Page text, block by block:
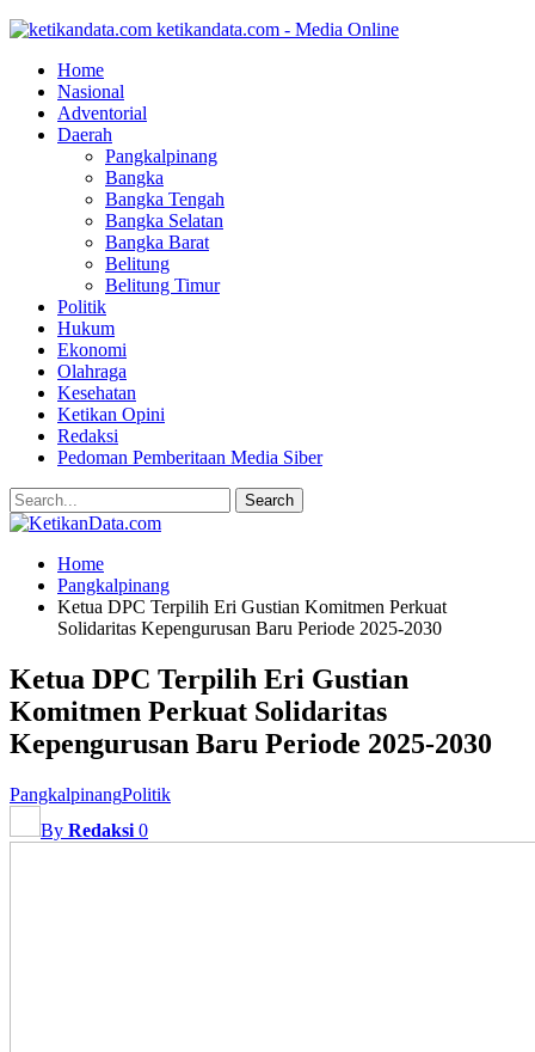
ketikandata.com - Media Online
Home
Nasional
Adventorial
Daerah
Pangkalpinang
Bangka
Bangka Tengah
Bangka Selatan
Bangka Barat
Belitung
Belitung Timur
Politik
Hukum
Ekonomi
Olahraga
Kesehatan
Ketikan Opini
Redaksi
Pedoman Pemberitaan Media Siber
Home
Pangkalpinang
Ketua DPC Terpilih Eri Gustian Komitmen Perkuat
Solidaritas Kepengurusan Baru Periode 2025-2030
Ketua DPC Terpilih Eri Gustian
Komitmen Perkuat Solidaritas
Kepengurusan Baru Periode 2025-2030
PangkalpinangPolitik
By Redaksi 0